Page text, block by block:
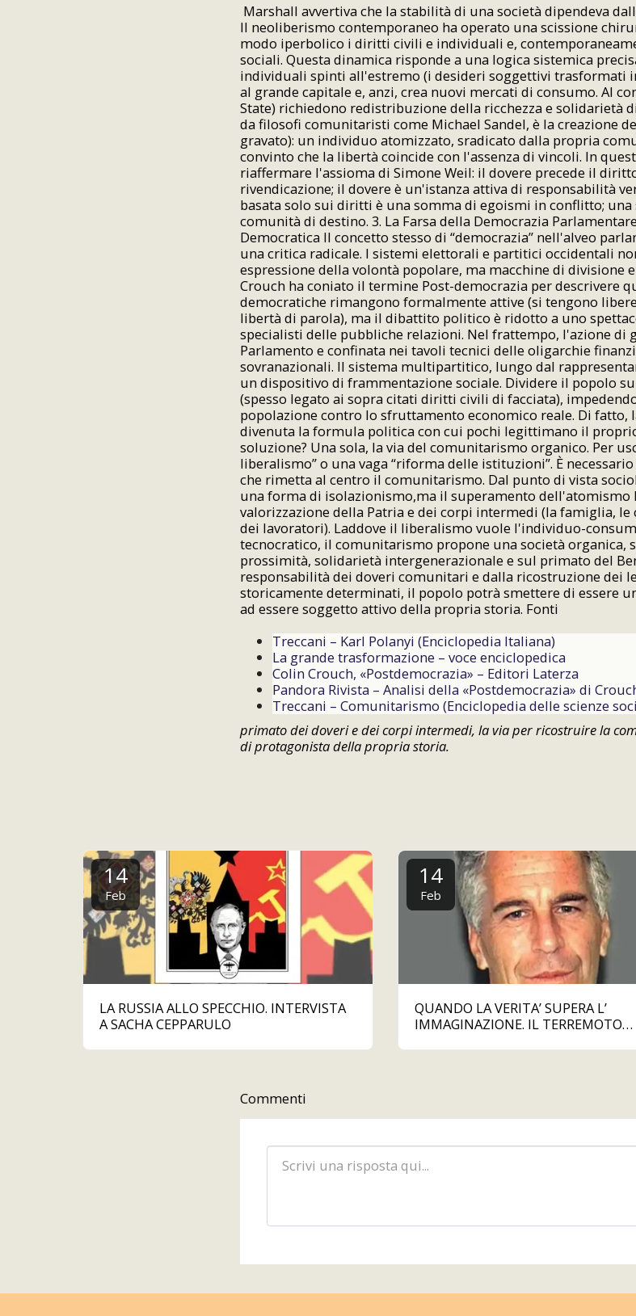
Marshall avvertiva che la stabilità di una società dipendeva
Il neoliberismo contemporaneo ha operato una scissione
modo iperbolico i diritti civili e individuali e,
sociali. Questa dinamica risponde a una logica sistemica
individuali spinti all'estremo (i desideri soggettivi trasformati
al grande capitale e, anzi, crea nuovi mercati di consumo. Al
State) richiedono redistribuzione della ricchezza e solidarietà
da filosofi comunitaristi come Michael Sandel, è la creazione
gravato): un individuo atomizzato, sradicato dalla propria
convinto che la libertà coincide con l'assenza di vincoli. In
riaffermare l'assioma di Simone Weil: il dovere precede il
rivendicazione; il dovere è un'istanza attiva di responsabilità
basata solo sui diritti è una somma di egoismi in conflitto; una
comunità di destino. 3. La Farsa della Democrazia
Democratica Il concetto stesso di “democrazia” nell'alveo
una critica radicale. I sistemi elettorali e partitici occidentali
espressione della volontà popolare, ma macchine di divisione
Crouch ha coniato il termine Post-democrazia per descrivere
democratiche rimangono formalmente attive (si tengono
libertà di parola), ma il dibattito politico è ridotto a uno
specialisti delle pubbliche relazioni. Nel frattempo, l'azione di
Parlamento e confinata nei tavoli tecnici delle oligarchie
sovranazionali. Il sistema multipartitico, lungo dal
un dispositivo di frammentazione sociale. Dividere il popolo
(spesso legato ai sopra citati diritti civili di facciata),
popolazione contro lo sfruttamento economico reale. Di fatto,
divenuta la formula politica con cui pochi legittimano il
soluzione? Una sola, la via del comunitarismo organico. Per
liberalismo” o una vaga “riforma delle istituzioni”. È
che rimetta al centro il comunitarismo. Dal punto di vista
una forma di isolazionismo,ma il superamento dell'atomismo
valorizzazione della Patria e dei corpi intermedi (la famiglia,
dei lavoratori). Laddove il liberalismo vuole l'individuo-
tecnocratico, il comunitarismo propone una società organica,
prossimità, solidarietà intergenerazionale e sul primato del
responsabilità dei doveri comunitari e dalla ricostruzione dei
storicamente determinati, il popolo potrà smettere di essere
ad essere soggetto attivo della propria storia. Fonti
Treccani – Karl Polanyi (Enciclopedia Italiana)
La grande trasformazione – voce enciclopedica
Colin Crouch, «Postdemocrazia» – Editori Laterza
Pandora Rivista – Analisi della «Postdemocrazia» di
Treccani – Comunitarismo (Enciclopedia delle scienze
primato dei doveri e dei corpi intermedi, la via per ricostruire la
di protagonista della propria storia.
14
Feb
LA RUSSIA ALLO SPECCHIO. INTERVISTA
A SACHA CEPPARULO
14
Feb
QUANDO LA VERITA’ SUPERA L’
IMMAGINAZIONE. IL TERREMOTO
Commenti